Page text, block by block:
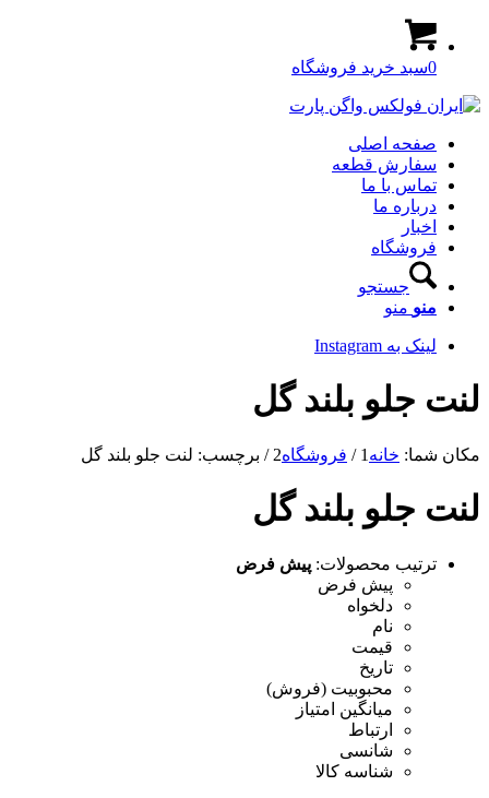
0سبد خرید فروشگاه
صفحه اصلی
سفارش قطعه
تماس با ما
درباره ما
اخبار
فروشگاه
جستجو
منو منو
لینک به Instagram
لنت جلو بلند گل
مکان شما: خانه 1
/ فروشگاه2
/ برچسب: لنت جلو بلند گل
لنت جلو بلند گل
ترتیب محصولات: پیش فرض
پیش فرض
دلخواه
نام
قیمت
تاریخ
محبوبیت (فروش)
میانگین امتیاز
ارتباط
شانسی
شناسه کالا